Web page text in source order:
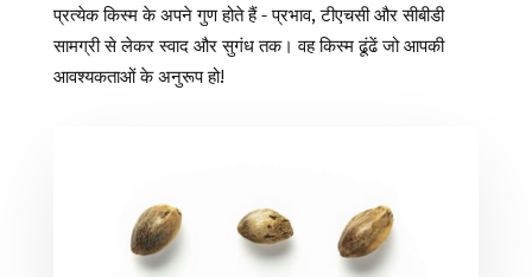
प्रत्येक किस्म के अपने गुण होते हैं - प्रभाव, टीएचसी और सीबीडी
सामग्री से लेकर स्वाद और सुगंध तक। वह किस्म ढूंढें जो आपकी
आवश्यकताओं के अनुरूप हो!